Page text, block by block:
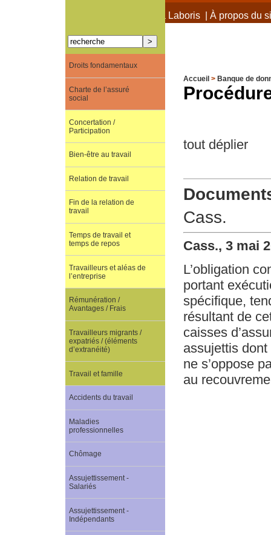
À propos de Terra Laboris| À propos du
Accueil > Banque de
tout déplier
Cass.
Cass., 3 mai
L’obligation
portant
spécifique,
résultant de
caisses
assujettis
ne s’oppose
au
Droits fondamentaux
Charte de l’assuré
social
Concertation /
Participation
Bien-être au travail
Relation de travail
Fin de la relation de
travail
Temps de travail et
temps de repos
Travailleurs et aléas de
l’entreprise
Rémunération /
Avantages / Frais
Travailleurs migrants /
expatriés / (éléments
d’extranéité)
Travail et famille
Accidents du travail
Maladies
professionnelles
Chômage
Assujettissement -
Salariés
Assujettissement -
Indépendants